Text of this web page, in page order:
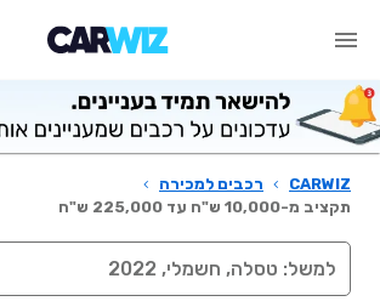
CARWIZ
› רכבים למכירה
›
תקציב מ-10,000 ש"ח עד 225,000 ש"ח